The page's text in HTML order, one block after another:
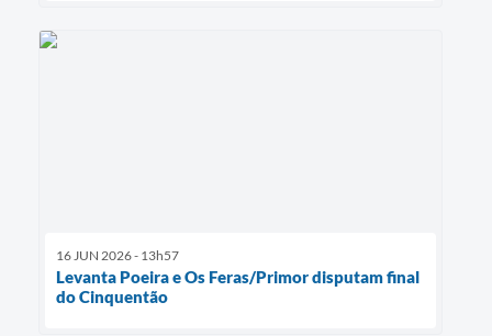
16 JUN 2026 - 13h57
Levanta Poeira e Os Feras/Primor disputam final
do Cinquentão